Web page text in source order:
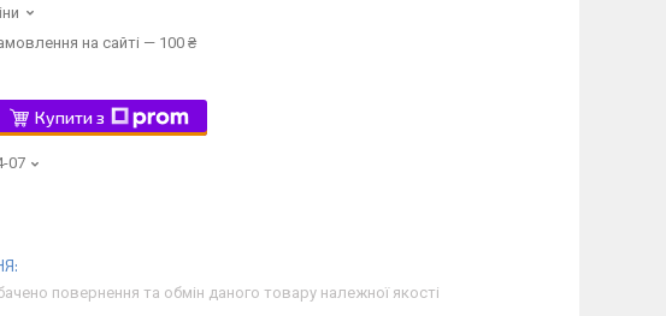
на сайті — 100 ₴
Купити з
07
повернення та обмін даного товару належної якості